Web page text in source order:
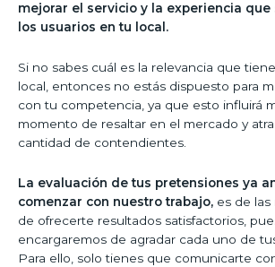
mejorar el servicio y la experiencia que
los usuarios en tu local.
Si no sabes cuál es la relevancia que
local, entonces no estás dispuesto para
con tu competencia, ya que esto influirá
momento de resaltar en el mercado y
cantidad de contendientes.
La evaluación de tus pretensiones ya
comenzar con nuestro trabajo, es de las
de ofrecerte resultados satisfactorios,
encargaremos de agradar cada uno de
Para ello, solo tienes que comunicarte